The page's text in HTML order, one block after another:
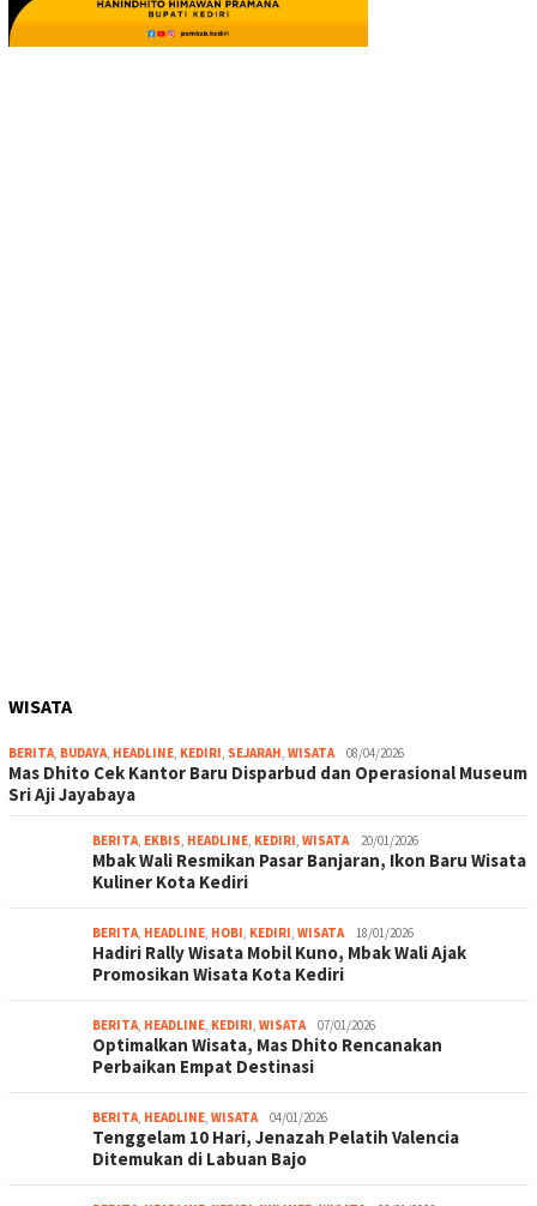
WISATA
BERITA, BUDAYA, HEADLINE, KEDIRI, SEJARAH, WISATA 08/04/2026
Mas Dhito Cek Kantor Baru Disparbud dan Operasional Museum
Sri Aji Jayabaya
BERITA, EKBIS, HEADLINE, KEDIRI, WISATA 20/01/2026
Mbak Wali Resmikan Pasar Banjaran, Ikon Baru Wisata
Kuliner Kota Kediri
BERITA, HEADLINE, HOBI, KEDIRI, WISATA 18/01/2026
Hadiri Rally Wisata Mobil Kuno, Mbak Wali Ajak
Promosikan Wisata Kota Kediri
BERITA, HEADLINE, KEDIRI, WISATA 07/01/2026
Optimalkan Wisata, Mas Dhito Rencanakan
Perbaikan Empat Destinasi
BERITA, HEADLINE, WISATA 04/01/2026
Tenggelam 10 Hari, Jenazah Pelatih Valencia
Ditemukan di Labuan Bajo